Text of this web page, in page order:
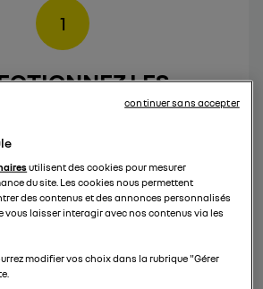
1
LES
QUE VOUS
TÉLÉCHARGER
utilisent des cookies pour mesurer
du site. Les cookies nous permettent
des contenus et des annonces personnalisés
vous laisser interagir avec nos contenus via les
modifier vos choix dans la rubrique "Gérer
continuer sans accepter